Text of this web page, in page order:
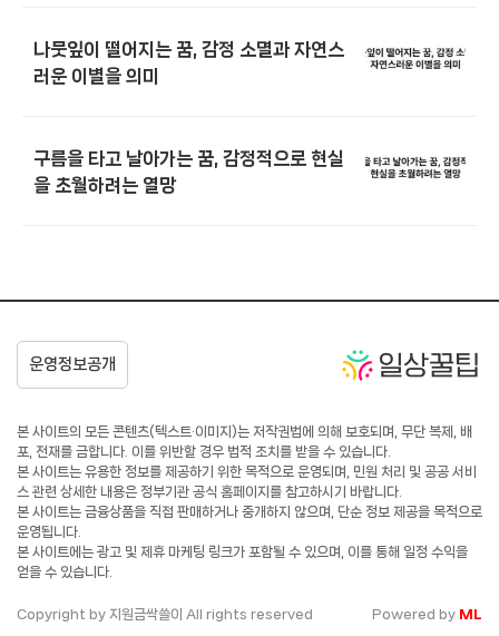
나뭇잎이 떨어지는 꿈, 감정 소멸과 자연스
러운 이별을 의미
구름을 타고 날아가는 꿈, 감정적으로 현실
을 초월하려는 열망
본 사이트의 모든 콘텐츠(텍스트·이미지)는 저작권법에 의해 보호되며, 무단 복제, 배
포, 전재를 금합니다. 이를 위반할 경우 법적 조치를 받을 수 있습니다.
본 사이트는 유용한 정보를 제공하기 위한 목적으로 운영되며, 민원 처리 및 공공 서비
스 관련 상세한 내용은 정부기관 공식 홈페이지를 참고하시기 바랍니다.
본 사이트는 금융상품을 직접 판매하거나 중개하지 않으며, 단순 정보 제공을 목적으로
운영됩니다.
본 사이트에는 광고 및 제휴 마케팅 링크가 포함될 수 있으며, 이를 통해 일정 수익을
얻을 수 있습니다.
Copyright by 지원금싹쓸이 All rights reserved Powered by ML